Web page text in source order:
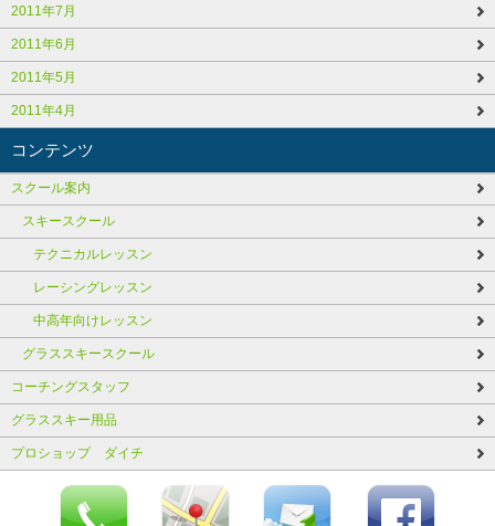
2011年7月
2011年6月
2011年5月
2011年4月
コンテンツ
スクール案内
スキースクール
テクニカルレッスン
レーシングレッスン
中高年向けレッスン
グラススキースクール
コーチングスタッフ
グラススキー用品
プロショップ ダイチ